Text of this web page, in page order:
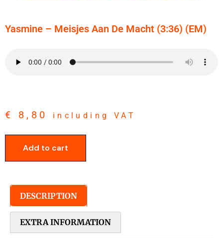
Yasmine – Meisjes Aan De Macht (3:36) (EM)
€ 8,80 including VAT
Add to cart
DESCRIPTION
EXTRA INFORMATION